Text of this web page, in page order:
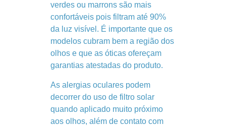
verdes ou marrons são mais
confortáveis pois filtram até 90%
da luz visível. É importante que os
modelos cubram bem a região dos
olhos e que as óticas ofereçam
garantias atestadas do produto.
As alergias oculares podem
decorrer do uso de filtro solar
quando aplicado muito próximo
aos olhos, além de contato com